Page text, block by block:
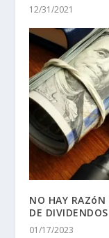
12/31/2021
NO HAY RAZóN
DE
01/17/2023